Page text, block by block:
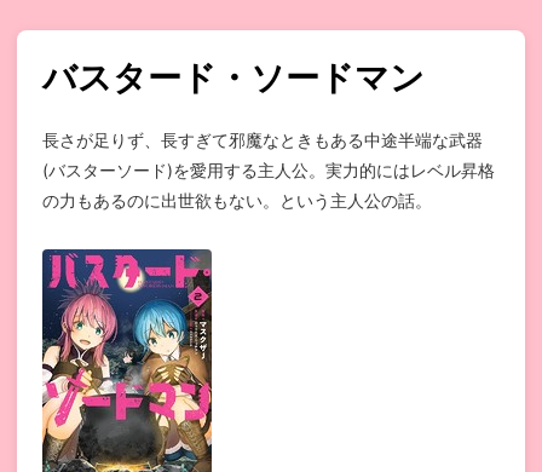
バスタード・ソードマン
長さが足りず、長すぎて邪魔なときもある中途半端な武器
(バスターソード)を愛用する主人公。実力的にはレベル昇格
の力もあるのに出世欲もない。という主人公の話。